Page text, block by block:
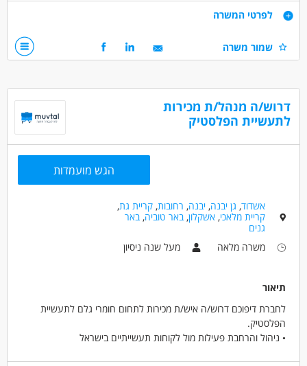
דרישות
נהגים, רכב ותחבורה - נהג/ת חלוקה
נהגים, רכב ותחבורה - נהג/ת שינוע
נהגים, רכב ותחבורה - נהג/ת מונית
עבודה לפי שעות
לפרטי המשרה
שמור משרה
דרוש/ה מנהל/ת מכירות
לתעשיית הפלסטיק
הגש מועמדות
אשדוד, גן יבנה,יבנה, רחובות,קריית גת,
קריית מלאכי,אשקלון,באר טוביה,באר
גנים
משרה מלאה
מעל שנה ניסיון
תיאור
לחברת דיפוכם דרוש/ה איש/ת מכירות לתחום חומרי גלם לתעשיית
הפלסטיק.
• ניהול והרחבת פעילות מול לקוחות תעשייתיים בישראל